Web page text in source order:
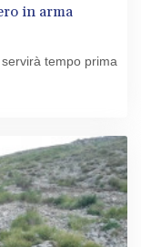
in arma
tempo prima